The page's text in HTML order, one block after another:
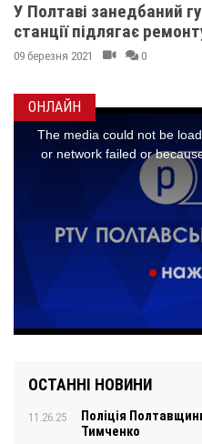
ОНЛАЙН
ОСТАННІ НОВИНИ
11.26.25
Поліція
Тимченко
У Полтаві занедбаний
станції підлягає
09 березня 2021 0